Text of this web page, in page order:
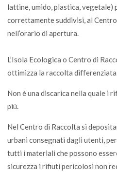
lattine, umido, plastica, vegetale)
correttamente suddivisi, al
nell’orario di apertura.
L’Isola Ecologica o Centro di
ottimizza la raccolta
Non è una discarica nella quale i
più.
Nel Centro di Raccolta si
urbani consegnati dagli utenti,
tutti i materiali che possono
sicurezza i rifiuti pericolosi non